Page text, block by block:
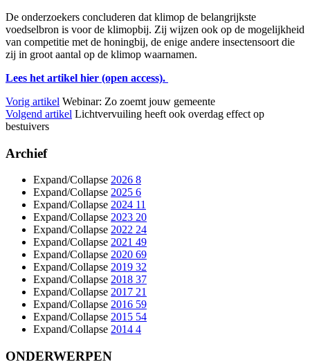
De onderzoekers concluderen dat klimop de belangrijkste
voedselbron is voor de klimopbij. Zij wijzen ook op de mogelijkheid
van competitie met de honingbij, de enige andere insectensoort die
zij in groot aantal op de klimop waarnamen.
Lees het artikel hier (open access).
Vorig artikel Webinar: Zo zoemt jouw gemeente
Volgend artikel Lichtvervuiling heeft ook overdag effect op
bestuivers
Archief
Expand/Collapse 2026 8
Expand/Collapse 2025 6
Expand/Collapse 2024 11
Expand/Collapse 2023 20
Expand/Collapse 2022 24
Expand/Collapse 2021 49
Expand/Collapse 2020 69
Expand/Collapse 2019 32
Expand/Collapse 2018 37
Expand/Collapse 2017 21
Expand/Collapse 2016 59
Expand/Collapse 2015 54
Expand/Collapse 2014 4
ONDERWERPEN